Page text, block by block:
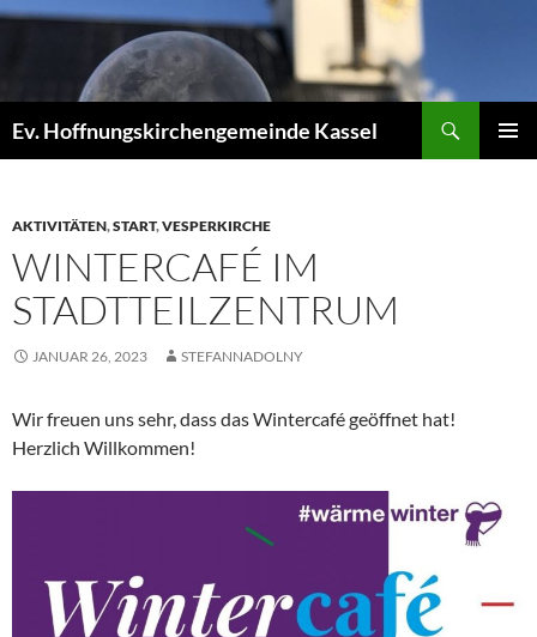
Zum
Ev. Hoffnungskirchengemeinde Kassel
AKTIVITÄTEN,START,VESPERKIRCHE
WINTERCAFÉ IM
STADTTEILZENTRUM
JANUAR 26, 2023 STEFANNADOLNY
Wir freuen uns sehr, dass das Wintercafé geöffnet hat!
Herzlich Willkommen!